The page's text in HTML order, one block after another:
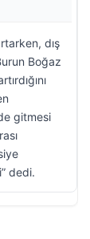
dış
Boğaz
gitmesi
dedi.